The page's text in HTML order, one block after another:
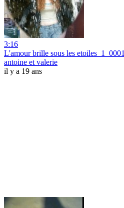
3:16
L'amour brille sous les etoiles_1_0001
antoine et valerie
il y a 19 ans